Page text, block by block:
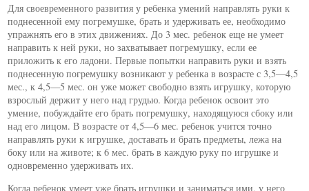
Для своевременного развития у ребенка умений направлять руки к
поднесенной ему погремушке, брать и удерживать ее, необходимо
упражнять его в этих движениях. До 3 мес. ребенок еще не умеет
направить к ней руки, но захватывает погремушку, если ее
приложить к его ладони. Первые попытки направить руки и взять
поднесенную погремушку возникают у ребенка в возрасте с 3,5—4,5
мес., к 4,5—5 мес. он уже может свободно взять игрушку, которую
взрослый держит у него над грудью. Когда ребенок освоит это
умение, побуждайте его брать погремушку, находящуюся сбоку или
над его лицом. В возрасте от 4,5—6 мес. ребенок учится точно
направлять руки к игрушке, доставать и брать предметы, лежа на
боку или на животе; к 6 мес. брать в каждую руку по игрушке и
одновременно удерживать их.
Когда ребенок умеет уже брать игрушки и заниматься ими, у него